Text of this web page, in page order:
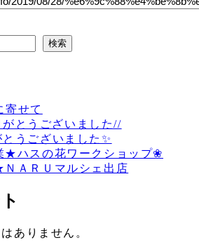
検索
寄せて
とうございました//
うございました✨
★ハスの花ワークショップ❀
ＡＲＵマルシェ出店
ありません。